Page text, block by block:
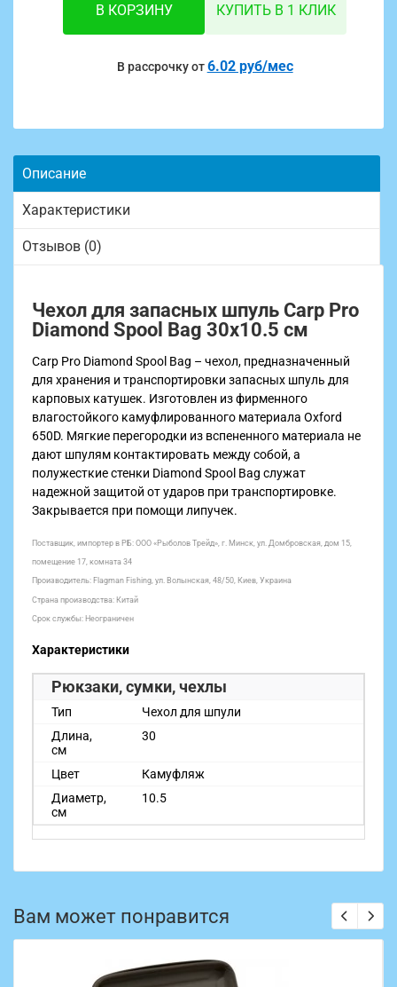
В КОРЗИНУ КУПИТЬ В 1 КЛИК
В рассрочку от6.02 руб/мес
Описание
Характеристики
Отзывов (0)
Чехол для запасных шпуль Carp Pro
Diamond Spool Bag 30x10.5 см
Carp Pro Diamond Spool Bag – чехол, предназначенный
для хранения и транспортировки запасных шпуль для
карповых катушек. Изготовлен из фирменного
влагостойкого камуфлированного материала Oxford
650D. Мягкие перегородки из вспененного материала не
дают шпулям контактировать между собой, а
полужесткие стенки Diamond Spool Bag служат
надежной защитой от ударов при транспортировке.
Закрывается при помощи липучек.
Поставщик, импортер в РБ:ООО «Рыболов Трейд», г. Минск, ул. Домбровская, дом 15,
помещение 17, комната 34
Производитель: Flagman Fishing, ул. Волынская, 48/50, Киев, Украина
Страна производства: Китай
Срок службы: Неограничен
Характеристики
Рюкзаки, сумки, чехлы
Тип
Чехол для шпули
Длина,
см
30
Цвет
Камуфляж
Диаметр,
см
10.5
Вам может понравится